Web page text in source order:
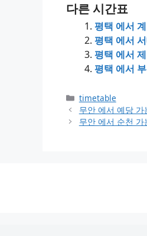
다른 시간표
평택 에서
평택 에서
평택 에서
평택 에서
Categories
timetable
무안 에서 예당 가
무안 에서 순천 가